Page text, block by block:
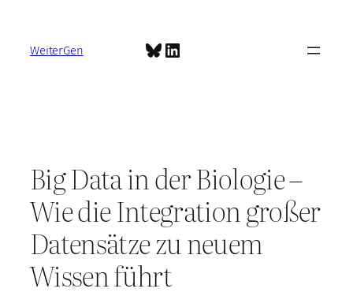
springen
WeiterGen Bluesky
LinkedIn
Big Data in der Biologie –
Wie die Integration großer
Datensätze zu neuem
Wissen führt